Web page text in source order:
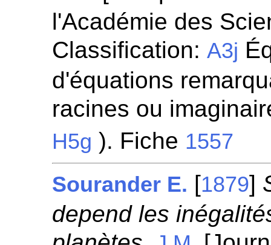
l'Académie des
Classification:A3j
d'équations
racines ou
H5g ). Fiche 1557
Sourander E. [1879]
depend les